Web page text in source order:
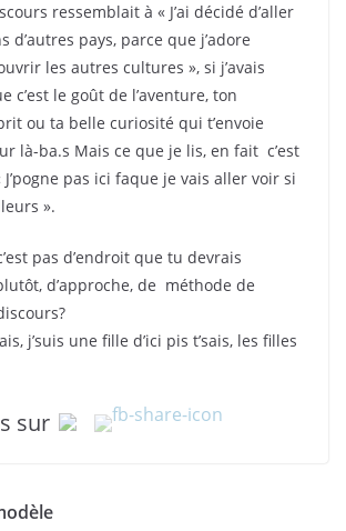
ressemblait à « J’ai décidé d’aller
d’autres pays, parce que j’adore
les autres cultures », si j’avais
c’est le goût de l’aventure, ton
ou ta belle curiosité qui t’envoie
là-ba.s Mais ce que je lis, en fait c’est
pas ici faque je vais aller voir si
».
pas d’endroit que tu devrais
d’approche, de méthode de
j’suis une fille d’ici pis t’sais, les filles
sur